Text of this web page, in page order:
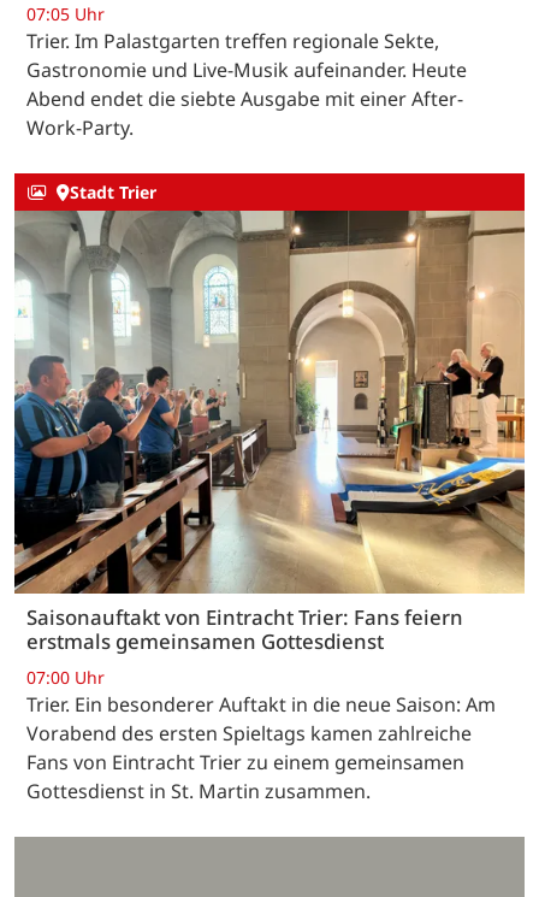
07:05 Uhr
Trier. Im Palastgarten treffen regionale Sekte,
Gastronomie und Live-Musik aufeinander. Heute
Abend endet die siebte Ausgabe mit einer After-
Work-Party.
Stadt Trier
Saisonauftakt von Eintracht Trier: Fans feiern
erstmals gemeinsamen Gottesdienst
07:00 Uhr
Trier. Ein besonderer Auftakt in die neue Saison: Am
Vorabend des ersten Spieltags kamen zahlreiche
Fans von Eintracht Trier zu einem gemeinsamen
Gottesdienst in St. Martin zusammen.